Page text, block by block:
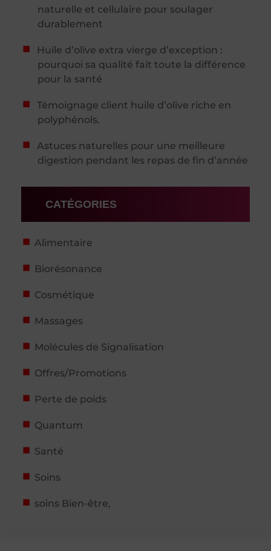
naturelle et cellulaire pour soulager
durablement
Huile d’olive extra vierge d’exception :
pourquoi sa qualité fait toute la différence
pour la santé
Témoignage client huile d’olive riche en
polyphénols.
Astuces naturelles pour une meilleure
digestion pendant les repas de fin d’année
CATÉGORIES
Alimentaire
Biorésonance
Cosmétique
Massages
Molécules de Signalisation
Offres/Promotions
Perte de poids
Quantum
Santé
Soins
soins Bien-être,